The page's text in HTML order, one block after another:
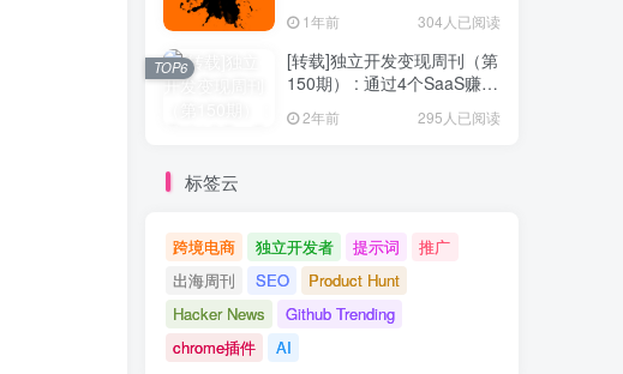
1年前 304人已阅读
[转载]独立开发变现周刊（第
150期） : 通过4个SaaS赚取
2年前 295人已阅读
TOP6
标签云
跨境电商 独立开发者 提示词
推广
出海周刊
SEO
Product Hunt
Hacker News
Github Trending
chrome插件
AI